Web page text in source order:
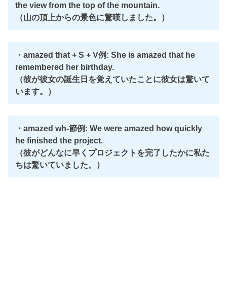
the view from the top of the mountain.
（山の頂上からの景色に驚嘆しました。）
・amazed that + S + V例: She is amazed that he
remembered her birthday.
（彼が彼女の誕生日を覚えていたことに彼女は驚いて
います。）
・amazed wh-節例: We were amazed how quickly
he finished the project.
（彼がどんなに早くプロジェクトを完了したかに私た
ちは驚いていました。）